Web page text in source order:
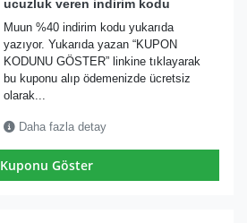
ucuzluk veren indirim kodu
Muun %40 indirim kodu yukarıda
yazıyor. Yukarıda yazan “KUPON
KODUNU GÖSTER” linkine tıklayarak
bu kuponu alıp ödemenizde ücretsiz
olarak...
Daha fazla detay
Kuponu Göster